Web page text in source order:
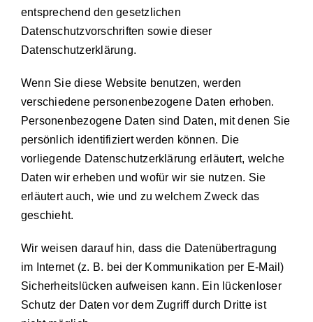
entsprechend den gesetzlichen
Datenschutzvorschriften sowie dieser
Datenschutzerklärung.
Wenn Sie diese Website benutzen, werden
verschiedene personenbezogene Daten erhoben.
Personenbezogene Daten sind Daten, mit denen Sie
persönlich identifiziert werden können. Die
vorliegende Datenschutzerklärung erläutert, welche
Daten wir erheben und wofür wir sie nutzen. Sie
erläutert auch, wie und zu welchem Zweck das
geschieht.
Wir weisen darauf hin, dass die Datenübertragung
im Internet (z. B. bei der Kommunikation per E-Mail)
Sicherheitslücken aufweisen kann. Ein lückenloser
Schutz der Daten vor dem Zugriff durch Dritte ist